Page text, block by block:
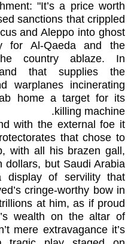
"It’s a price worth
sanctions that crippled
and Aleppo into ghost
for Al-Qaeda and the
country ablaze. In
that supplies the
warplanes incinerating
home a target for its
killing machine.
with the external foe it
that chose to
with all his brazen gall,
dollars, but Saudi Arabia
of servility that
cringe-worthy bow in
at him, as if proud
wealth on the altar of
mere extravagance it’s